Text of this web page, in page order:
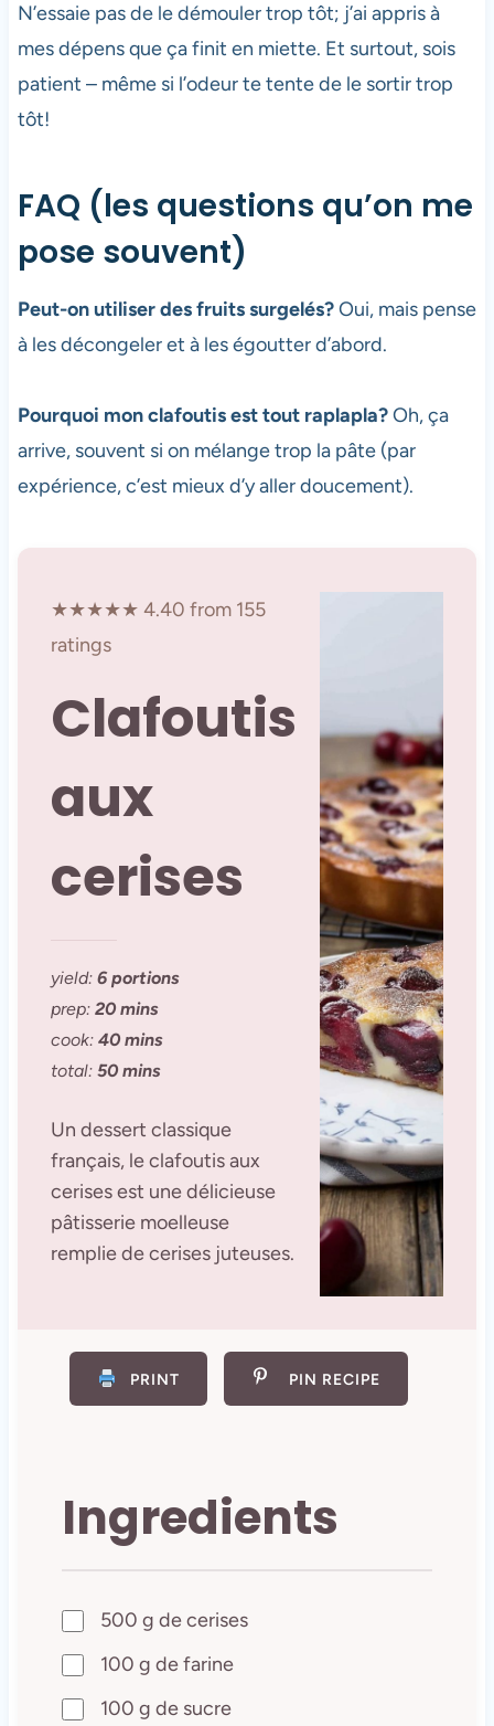
N’essaie pas de le démouler trop tôt; j’ai appris à
mes dépens que ça finit en miette. Et surtout, sois
patient – même si l’odeur te tente de le sortir trop
tôt!
FAQ (les questions qu’on me
pose souvent)
Peut-on utiliser des fruits surgelés?Oui, mais pense
à les décongeler et à les égoutter d’abord.
Pourquoi mon clafoutis est tout raplapla?Oh, ça
arrive, souvent si on mélange trop la pâte (par
expérience, c’est mieux d’y aller doucement).
★★★★★ 4.40 from 155
ratings
Clafoutis
aux
cerises
yield: 6 portions
prep: 20 mins
cook: 40 mins
total: 50 mins
Un dessert classique
français, le clafoutis aux
cerises est une délicieuse
pâtisserie moelleuse
remplie de cerises juteuses.
PRINT PIN RECIPE
Ingredients
500 g de cerises
100 g de farine
100 g de sucre